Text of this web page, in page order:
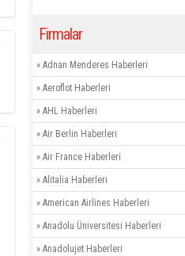
Firmalar
» Adnan Menderes Haberleri
» Aeroflot Haberleri
» AHL Haberleri
» Air Berlin Haberleri
» Air France Haberleri
» Alitalia Haberleri
» American Airlines Haberleri
» Anadolu Üniversitesi Haberleri
» Anadolujet Haberleri